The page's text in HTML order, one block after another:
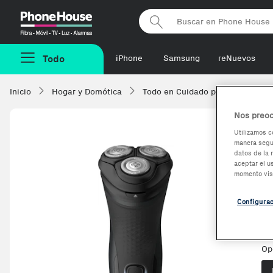
Phonehouse
Todo iPhone Samsung reNuevos
Inicio Hogar y Domótica Todo en Cuidado personal
Nos
Utilizamos
manera
datos de la
aceptar el
momento